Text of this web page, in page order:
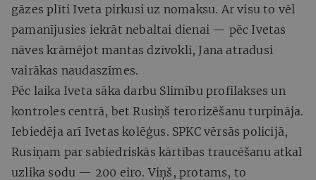
gāzes plīti Iveta pirkusi uz nomaksu. Ar visu to vēl
pamanījusies iekrāt nebaltai dienai — pēc Ivetas
nāves krāmējot mantas dzīvoklī, Jana atradusi
vairākas naudaszīmes.
Pēc laika Iveta sāka darbu Slimību profilakses un
kontroles centrā, bet Rusiņš terorizēšanu turpināja.
Iebiedēja arī Ivetas kolēģus. SPKC vērsās policijā,
Rusiņam par sabiedriskās kārtības traucēšanu atkal
uzlika sodu — 200 eiro. Viņš, protams, to